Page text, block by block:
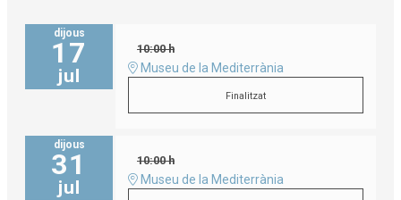
dijous
17
jul
10:00 h
Museu de la Mediterrània
Finalitzat
dijous
31
jul
10:00 h
Museu de la Mediterrània